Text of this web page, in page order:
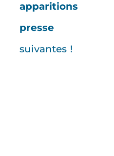
apparitions
presse
suivantes !